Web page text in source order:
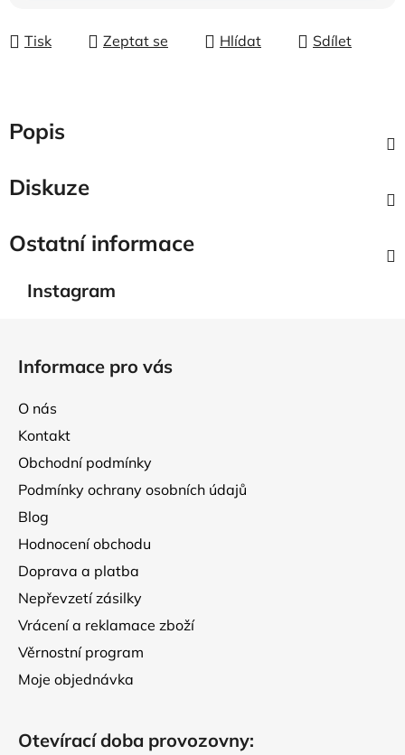
Tisk Zeptat se Hlídat Sdílet
Popis
Diskuze
Ostatní informace
Instagram
Informace pro vás
O nás
Kontakt
Obchodní podmínky
Podmínky ochrany osobních údajů
Blog
Hodnocení obchodu
Doprava a platba
Nepřevzetí zásilky
Vrácení a reklamace zboží
Věrnostní program
Moje objednávka
Otevírací doba provozovny: